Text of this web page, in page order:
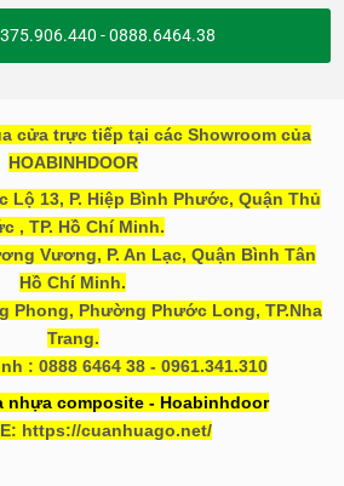
- 0888.6464.38
cửa trực tiếp tại các Showroom của
HOABINHDOOR
Lộ 13, P. Hiệp Bình Phước, Quận Thủ
, TP. Hồ Chí Minh.
Vương, P. An Lạc, Quận Bình Tân
Hồ Chí Minh.
Phong, Phường Phước Long, TP.Nha
Trang.
: 0888 6464 38 - 0961.341.310
nhựa composite - Hoabinhdoor
https://cuanhuago.net/